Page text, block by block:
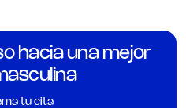
hacia una mejor
tu cita